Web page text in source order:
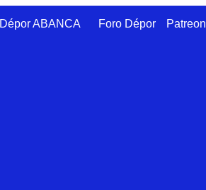
Dépor ABANCA Foro Dépor Patreon